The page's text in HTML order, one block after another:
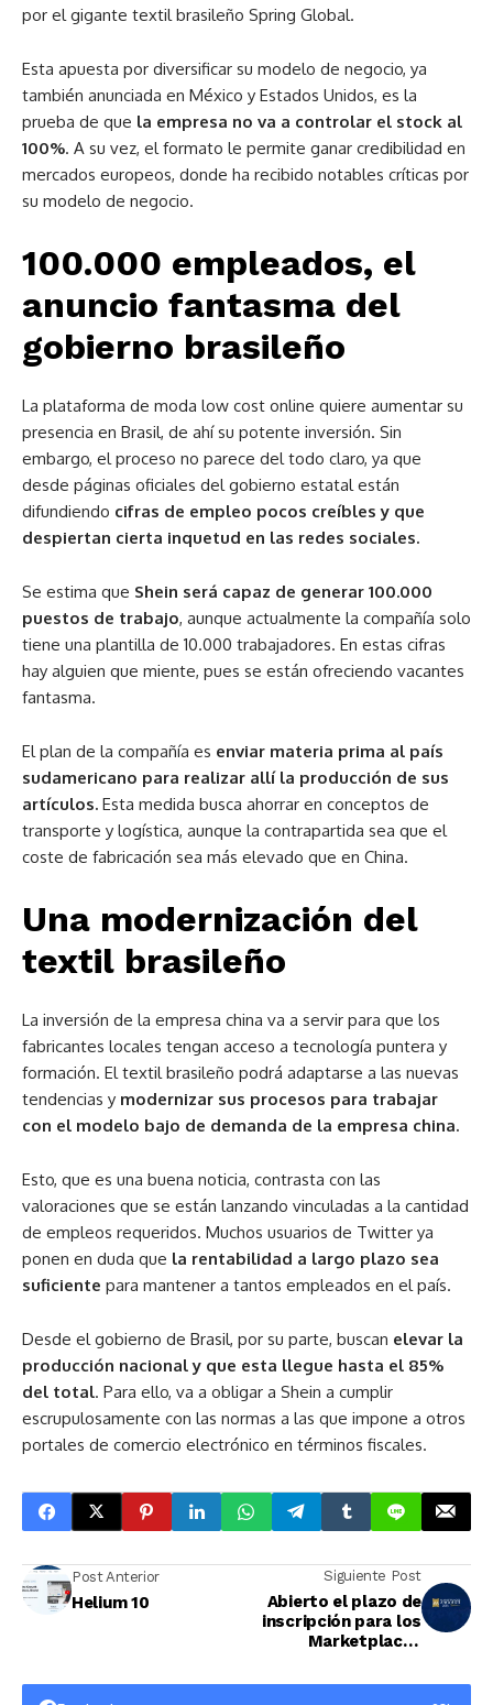
por el gigante textil brasileño Spring Global.
Esta apuesta por diversificar su modelo de negocio, ya
también anunciada en México y Estados Unidos, es la
prueba de que la empresa no va a controlar el stock al
100%. A su vez, el formato le permite ganar credibilidad en
mercados europeos, donde ha recibido notables críticas por
su modelo de negocio.
100.000 empleados, el
anuncio fantasma del
gobierno brasileño
La plataforma de moda low cost online quiere aumentar su
presencia en Brasil, de ahí su potente inversión. Sin
embargo, el proceso no parece del todo claro, ya que
desde páginas oficiales del gobierno estatal están
difundiendo cifras de empleo pocos creíbles y que
despiertan cierta inquetud en las redes sociales.
Se estima que Shein será capaz de generar 100.000
puestos de trabajo, aunque actualmente la compañía solo
tiene una plantilla de 10.000 trabajadores. En estas cifras
hay alguien que miente, pues se están ofreciendo vacantes
fantasma.
El plan de la compañía es enviar materia prima al país
sudamericano para realizar allí la producción de sus
artículos. Esta medida busca ahorrar en conceptos de
transporte y logística, aunque la contrapartida sea que el
coste de fabricación sea más elevado que en China.
Una modernización del
textil brasileño
La inversión de la empresa china va a servir para que los
fabricantes locales tengan acceso a tecnología puntera y
formación. El textil brasileño podrá adaptarse a las nuevas
tendencias y modernizar sus procesos para trabajar
con el modelo bajo de demanda de la empresa china.
Esto, que es una buena noticia, contrasta con las
valoraciones que se están lanzando vinculadas a la cantidad
de empleos requeridos. Muchos usuarios de Twitter ya
ponen en duda que la rentabilidad a largo plazo sea
suficiente para mantener a tantos empleados en el país.
Desde el gobierno de Brasil, por su parte, buscan elevar la
producción nacional y que esta llegue hasta el 85%
del total. Para ello, va a obligar a Shein a cumplir
escrupulosamente con las normas a las que impone a otros
portales de comercio electrónico en términos fiscales.
Post Anterior
Helium 10
Siguiente Post
Abierto el plazo de
inscripción para los
Marketplaces